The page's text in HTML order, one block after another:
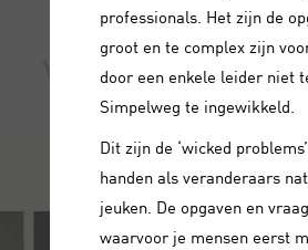
professionals. Het zijn de
groot en te complex zijn
door een enkele leider niet
Simpelweg te ingewikkeld.
Dit zijn de ‘wicked
handen als veranderaars
jeuken. De opgaven en
waarvoor je mensen eerst